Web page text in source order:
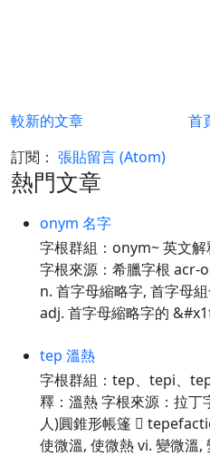
較新的文章
首
訂閱： 張貼留言 (Atom)
熱門文章
onym 名字
字根群組：onym~ 英文
字根來源：希臘字根
n. 首字母縮略字, 首字母
adj. 首字母縮略字的
tep 溫熱
字根群組：tep、tepi、
釋：溫熱 字根來源：拉
人)圓錐形帳篷 
使微溫, 使微熱 vi. 變微溫,